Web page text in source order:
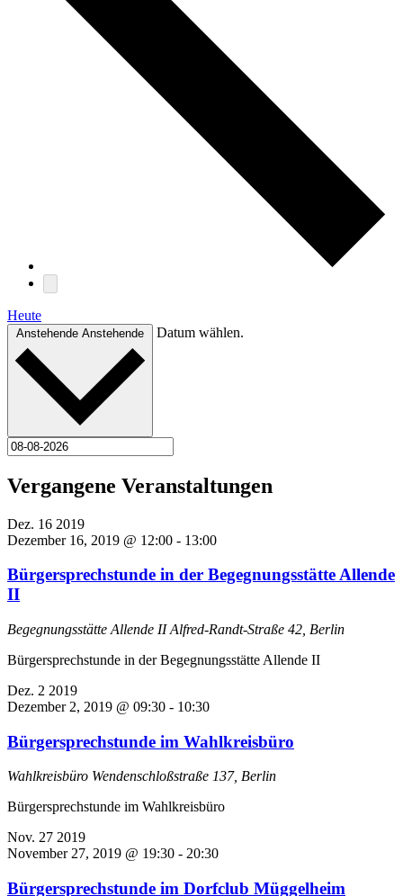
Heute
Anstehende Anstehende Datum wählen.
Vergangene Veranstaltungen
Dez. 16 2019
Dezember 16, 2019 @ 12:00 - 13:00
Bürgersprechstunde in der Begegnungsstätte Allende
II
Begegnungsstätte Allende IIAlfred-Randt-Straße 42, Berlin
Bürgersprechstunde in der Begegnungsstätte Allende II
Dez. 2 2019
Dezember 2, 2019 @ 09:30 - 10:30
Bürgersprechstunde im Wahlkreisbüro
Wahlkreisbüro Wendenschloßstraße 137, Berlin
Bürgersprechstunde im Wahlkreisbüro
Nov. 27 2019
November 27, 2019 @ 19:30 - 20:30
Bürgersprechstunde im Dorfclub Müggelheim